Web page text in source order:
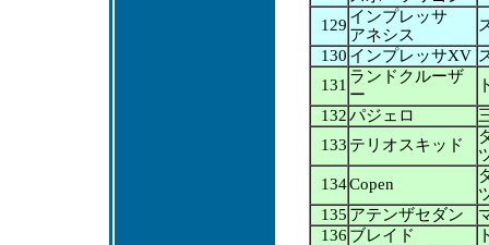
129 インプレッサ
アネシス
130 インプレッサXV
131 ランドクルーザ
ー
132パジェロ
133 テリオスキッド
134Copen
135 アテンザセダン
136 ブレイド